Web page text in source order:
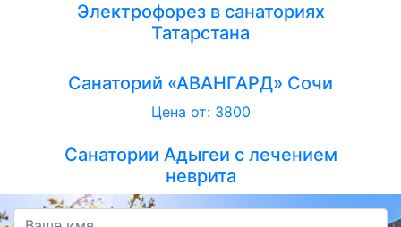
Электрофорез в санаториях
Татарстана
Санаторий «АВАНГАРД» Сочи
Цена от: 3800
Санатории Адыгеи с лечением
неврита